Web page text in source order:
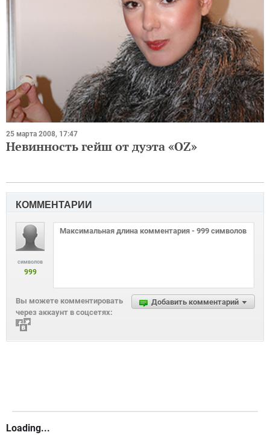
25 марта 2008, 17:47
Невинность гейш от дуэта «OZ»
КОММЕНТАРИИ
символов
999
Добавить комментарий
Вы можете комментировать
через аккаунт в соцсетях:
Loading...